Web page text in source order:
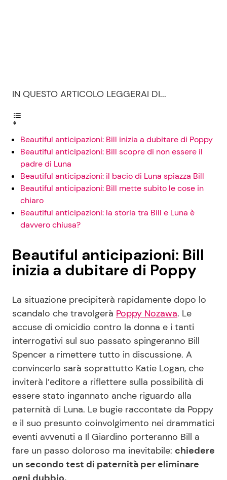
Pubblicità
Privacy Policy
IN QUESTO ARTICOLO LEGGERAI DI...
Beautiful anticipazioni: Bill inizia a dubitare di Poppy
Beautiful anticipazioni: Bill scopre di non essere il
padre di Luna
Beautiful anticipazioni: il bacio di Luna spiazza Bill
Beautiful anticipazioni: Bill mette subito le cose in
chiaro
Beautiful anticipazioni: la storia tra Bill e Luna è
davvero chiusa?
Beautiful anticipazioni: Bill
inizia a dubitare di Poppy
La situazione precipiterà rapidamente dopo lo
scandalo che travolgerà Poppy Nozawa. Le
accuse di omicidio contro la donna e i tanti
interrogativi sul suo passato spingeranno Bill
Spencer a rimettere tutto in discussione. A
convincerlo sarà soprattutto Katie Logan, che
inviterà l’editore a riflettere sulla possibilità di
essere stato ingannato anche riguardo alla
paternità di Luna. Le bugie raccontate da Poppy
e il suo presunto coinvolgimento nei drammatici
eventi avvenuti a Il Giardino porteranno Bill a
fare un passo doloroso ma inevitabile: chiedere
un secondo test di paternità per eliminare